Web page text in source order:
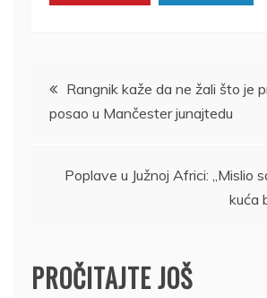
Kretanje
članka
Rangnik kaže da ne žali što je
posao u Mančester junajtedu
Poplave u Južnoj Africi: „Mislio
kuća
PROČITAJTE JOŠ